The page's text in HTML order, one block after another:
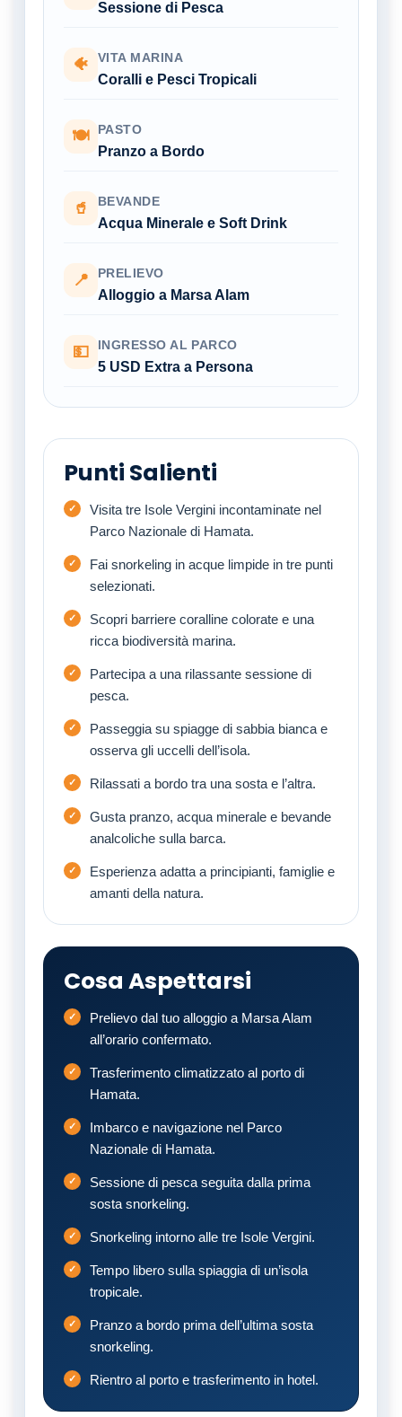
Sessione di Pesca
🐠 VITA MARINA
Coralli e Pesci Tropicali
🍽 PASTO
Pranzo a Bordo
🥤 BEVANDE
Acqua Minerale e Soft Drink
📍 PRELIEVO
Alloggio a Marsa Alam
💵 INGRESSO AL PARCO
5 USD Extra a Persona
Punti Salienti
Visita tre Isole Vergini incontaminate nel
Parco Nazionale di Hamata.
Fai snorkeling in acque limpide in tre punti
selezionati.
Scopri barriere coralline colorate e una
ricca biodiversità marina.
Partecipa a una rilassante sessione di
pesca.
Passeggia su spiagge di sabbia bianca e
osserva gli uccelli dell’isola.
Rilassati a bordo tra una sosta e l’altra.
Gusta pranzo, acqua minerale e bevande
analcoliche sulla barca.
Esperienza adatta a principianti, famiglie e
amanti della natura.
Cosa Aspettarsi
Prelievo dal tuo alloggio a Marsa Alam
all’orario confermato.
Trasferimento climatizzato al porto di
Hamata.
Imbarco e navigazione nel Parco
Nazionale di Hamata.
Sessione di pesca seguita dalla prima
sosta snorkeling.
Snorkeling intorno alle tre Isole Vergini.
Tempo libero sulla spiaggia di un’isola
tropicale.
Pranzo a bordo prima dell’ultima sosta
snorkeling.
Rientro al porto e trasferimento in hotel.